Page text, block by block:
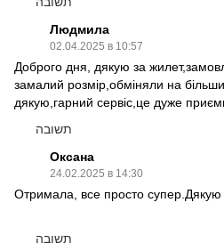
Людмила
02.04.2025 в 10:57
Доброго дня, дякую за
замалий розмір,обміняли на
дякую,гарний сервіс,це дуже
תשובה
Оксана
24.02.2025 в 14:30
Отримала, все просто супер.Дякую
תשובה